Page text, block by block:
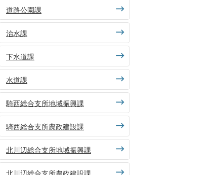
道路公園課
治水課
下水道課
水道課
騎西総合支所地域振興課
騎西総合支所農政建設課
北川辺総合支所地域振興課